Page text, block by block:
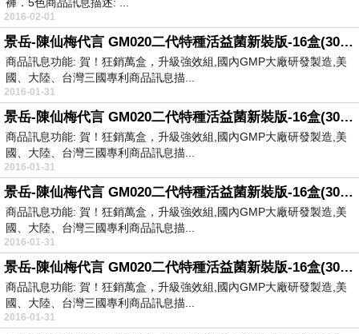
2016-02-01
景岳-陳仙梅代言 GM020二代特種活益菌新裝版-16盒(30粒-盒)
商品訊息功能: 賀！狂銷萬盒，升級強效組,國內GMP大廠研發製造,美
國、大陸、台灣三國專利商品訊息描...
2016-01-31
景岳-陳仙梅代言 GM020二代特種活益菌新裝版-16盒(30粒-盒)
商品訊息功能: 賀！狂銷萬盒，升級強效組,國內GMP大廠研發製造,美
國、大陸、台灣三國專利商品訊息描...
2016-01-31
景岳-陳仙梅代言 GM020二代特種活益菌新裝版-16盒(30粒-盒)
商品訊息功能: 賀！狂銷萬盒，升級強效組,國內GMP大廠研發製造,美
國、大陸、台灣三國專利商品訊息描...
2016-01-31
景岳-陳仙梅代言 GM020二代特種活益菌新裝版-16盒(30粒-盒)
商品訊息功能: 賀！狂銷萬盒，升級強效組,國內GMP大廠研發製造,美
國、大陸、台灣三國專利商品訊息描...
2016-01-31